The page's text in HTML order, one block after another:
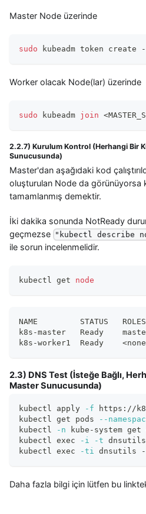
Master Node üzerinde
sudo kubeadm token create
Worker olacak Node(lar) üzerinde
sudo kubeadm join <
2.2.7) Kurulum Kontrol (Herhangi Bir
Sunucusunda)
Master'dan aşağıdaki kod
oluşturulan Node da görünüyorsa
tamamlanmış demektir.
İki dakika sonunda NotReady
geçmezse "kubectl describe
ile sorun incelenmelidir.
kubectl get node
NAME         STATUS
k8s-master   Ready
k8s-worker1  Ready
2.3) DNS Test (İsteğe Bağlı,
Master Sunucusunda)
kubectl apply -f https://
kubectl get pods
--
kubectl
-n kube-system get
kubectl exec -i -t
kubectl exec -ti dnsutils
Daha fazla bilgi için lütfen bu